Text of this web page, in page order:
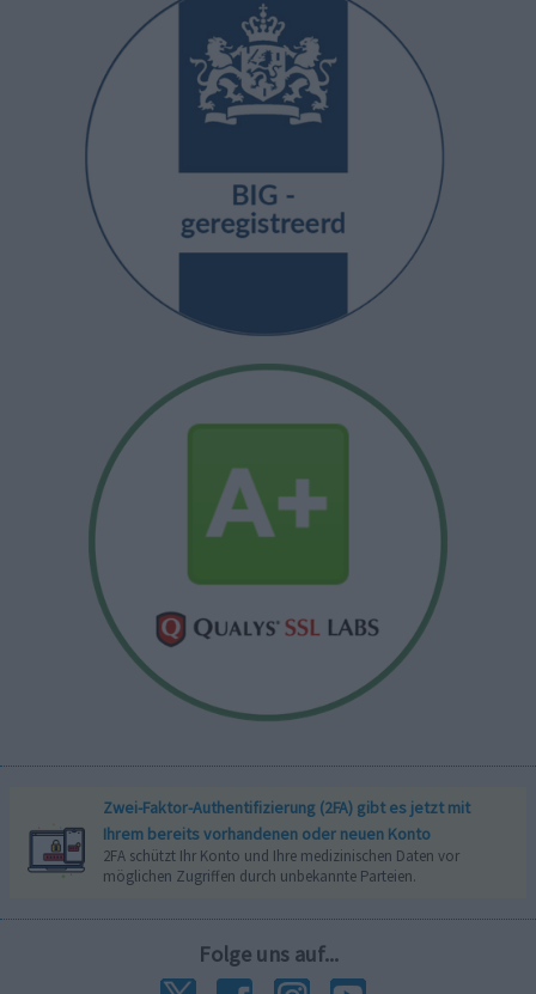
Zwei-Faktor-Authentifizierung (2FA) gibt es jetzt mit
Ihrem bereits vorhandenen oder neuen Konto
2FA schützt Ihr Konto und Ihre medizinischen Daten vor
möglichen Zugriffen durch unbekannte Parteien.
Folge uns auf...